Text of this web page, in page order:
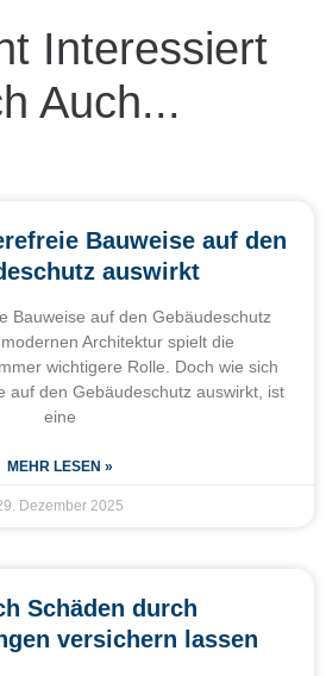
Interessiert
Auch...
Bauweise auf den
auswirkt
Bauweise auf den Gebäudeschutz
Architektur spielt die
wichtigere Rolle. Doch wie sich
auf den Gebäudeschutz auswirkt, ist
eine
MEHR LESEN »
Dezember 2025
Schäden durch
versichern lassen